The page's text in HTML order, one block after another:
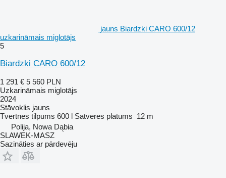
jauns Biardzki CARO 600/12
uzkarināmais miglotājs
5
Biardzki CARO 600/12
1 291 € 5 560 PLN
Uzkarināmais miglotājs
2024
Stāvoklis jauns
Tvertnes tilpums 600 l Satveres platums 12 m
Polija, Nowa Dąbia
SLAWEK-MASZ
Sazināties ar pārdevēju